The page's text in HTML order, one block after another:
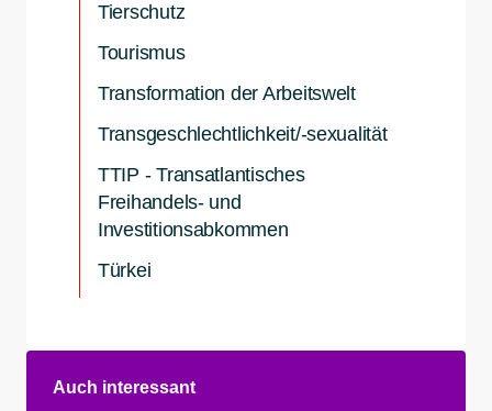
Tierschutz
Tourismus
Transformation der Arbeitswelt
Transgeschlechtlichkeit/-sexualität
TTIP - Transatlantisches
Freihandels- und
Investitionsabkommen
Türkei
Auch interessant